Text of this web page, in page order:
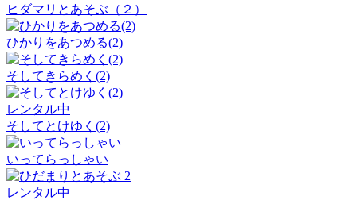
ヒダマリとあそぶ（２）
ひかりをあつめる(2)
そしてきらめく(2)
レンタル中
そしてとけゆく(2)
いってらっしゃい
レンタル中